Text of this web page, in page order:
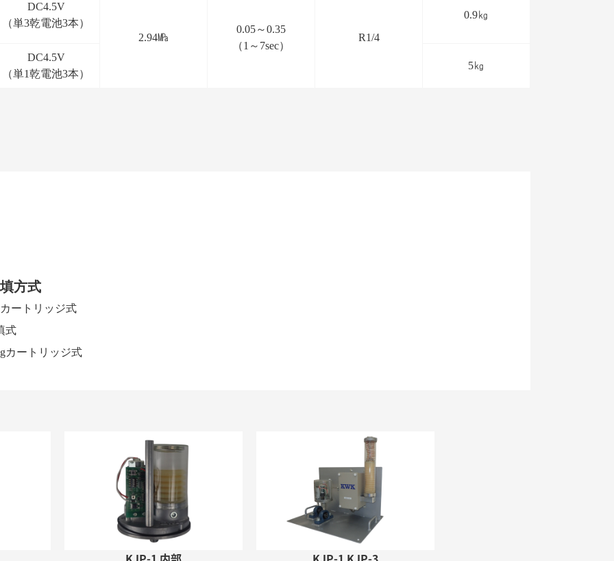
DC4.5V
（単3乾電池3本）
2.94㎫
0.05～0.35
（1～7sec）
R1/4
0.9㎏
DC4.5V
（単1乾電池3本）
5㎏
方式
ートリッジ式
式
カートリッジ式